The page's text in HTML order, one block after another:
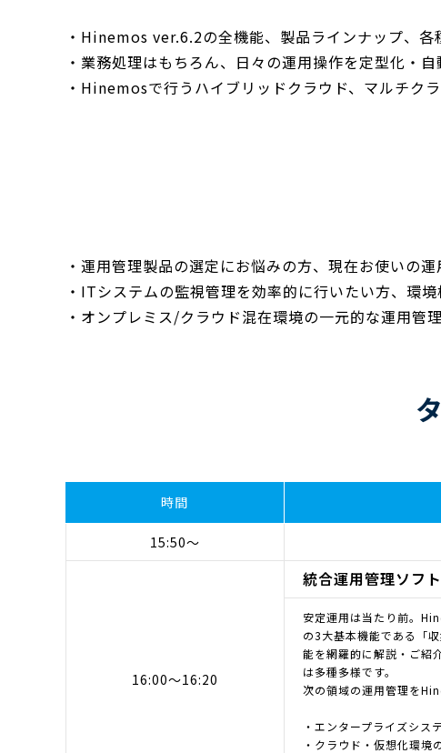
・Hinemos ver.6.2の全機能、製品ラインナップ、各
・業務処理はもちろん、日々の運用操作を定型化・
・Hinemosで行うハイブリッドクラウド、マルチク
・運用管理製品の選定にお悩みの方、現在お使いの
・ITシステムの監視管理を効率的に行いたい方、環
・オンプレミス/クラウド混在環境の一元的な運用管
時間
15:50～
16:00～16:20
統合運用管理ソフ
安定運用は当たり前。
の3大基本機能である「
能を網羅的に解説・ご紹
は多種多様です。
次の領域の運用管理を
・エンタープライズシス
・クラウド・仮想化環境